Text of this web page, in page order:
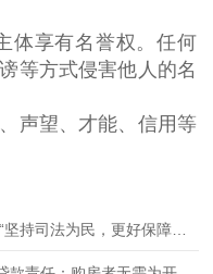
享有名誉权。任何
等方式侵害他人的名
望、才能、信用等
上一篇：民法典颁布五周年典型案例（“坚持司法为民，更好保障人民美好生活需要”专题）